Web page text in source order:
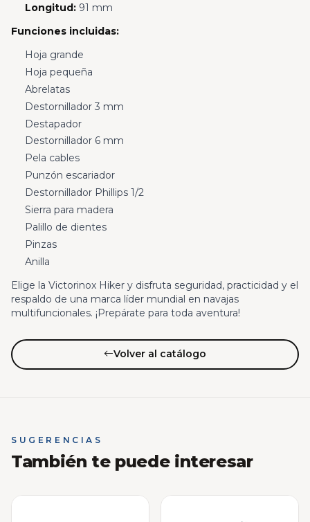
Longitud:91 mm
Funciones incluidas:
Hoja grande
Hoja pequeña
Abrelatas
Destornillador 3 mm
Destapador
Destornillador 6 mm
Pela cables
Punzón escariador
Destornillador Phillips 1/2
Sierra para madera
Palillo de dientes
Pinzas
Anilla
Elige la Victorinox Hiker y disfruta seguridad, practicidad y el
respaldo de una marca líder mundial en navajas
multifuncionales. ¡Prepárate para toda aventura!
Volver al catálogo
SUGERENCIAS
También te puede interesar